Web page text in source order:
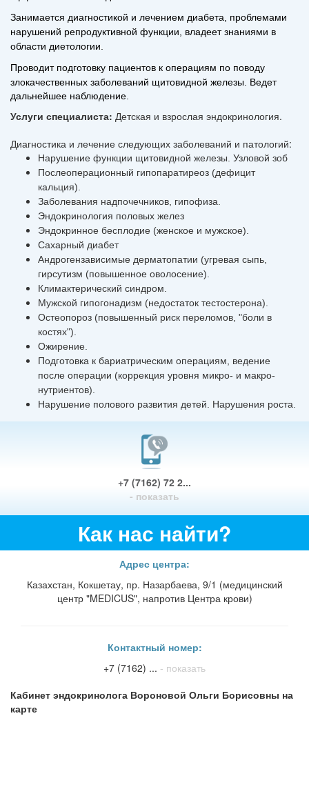
Занимается диагностикой и лечением диабета, проблемами
нарушений репродуктивной функции,
владеет знаниями в
области диетологии.
Проводит подготовку пациентов к операциям по поводу
злокачественных заболеваний щитовидной железы. Ведет
дальнейшее наблюдение.
Услуги специалиста: Детская и взрослая эндокринология.
Диагностика и лечение следующих заболеваний и патологий:
Нарушение функции щитовидной железы. Узловой зоб
Послеоперационный гипопаратиреоз (дефицит
кальция).
Заболевания надпочечников, гипофиза.
Эндокринология половых желез
Эндокринное бесплодие (женское и мужское).
Сахарный диабет
Андрогензависимые дерматопатии (угревая сыпь,
гирсутизм (повышенное оволосение).
Климактерический синдром.
Мужской гипогонадизм (недостаток тестостерона).
Остеопороз (повышенный риск переломов, "боли в
костях").
Ожирение.
Подготовка к бариатрическим операциям, ведение
после операции (коррекция уровня микро- и макро-
нутриентов).
Нарушение полового развития детей. Нарушения роста.
+7 (7162) 72 2...
- показать
Как нас найти?
Адрес центра:
Казахстан, Кокшетау, пр. Назарбаева, 9/1 (медицинский
центр "MEDICUS", напротив Центра крови)
Контактный номер:
+7 (7162) ... - показать
Кабинет эндокринолога Вороновой Ольги Борисовны на
карте